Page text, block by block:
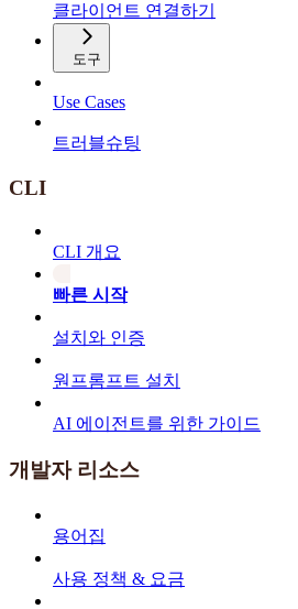
클라이언트 연결하기
도구
Use Cases
트러블슈팅
CLI
CLI 개요
빠른 시작
설치와 인증
원프롬프트 설치
AI 에이전트를 위한 가이드
개발자 리소스
용어집
사용 정책 & 요금